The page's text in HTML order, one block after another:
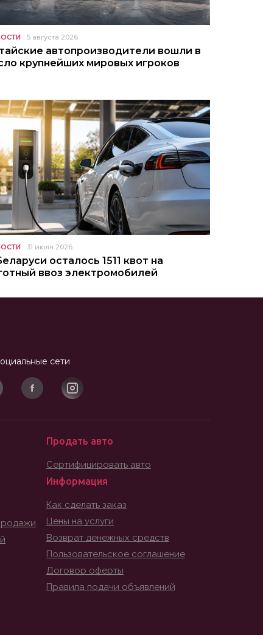
5 августа 2026
автопроизводители вошли в
крупнейших мировых игроков
31 июля 2026
осталось 1511 квот на
ввоз электромобилей
сети
Продать авто
Сертифицировать авто
Информация
Как сделать заказ
Цены на услуги
Возврат денежных средств
Пользовательское соглашение
Договор оферты
Правила подачи объявлений